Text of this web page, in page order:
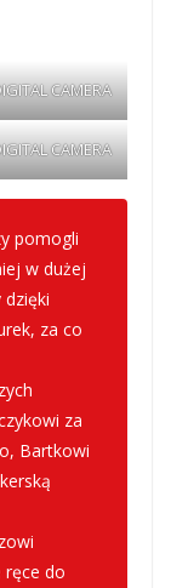
CAMERA
CAMERA
pomogli
w dużej
za co
za
Bartkowi
ręce do